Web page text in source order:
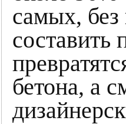
самых, без
составить
бетона, а